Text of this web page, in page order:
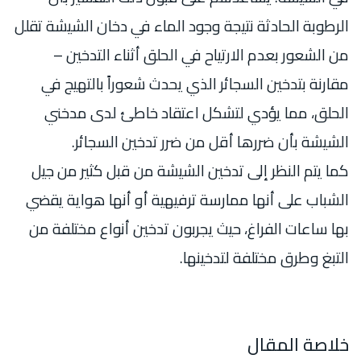
الرطوبة الحادثة نتيجة وجود الماء في دخان الشيشة تقلل
من الشعور بعدم الارتياح في الحلق أثناء التدخين –
مقارنة بتدخين السجائر الذي يحدث شعوراً بالتهيج في
الحلق، مما يؤدي لتشكل اعتقاد خاطئ لدى مدخني
الشيشة بأن ضررها أقل من ضرر تدخين السجائر.
كما يتم النظر إلى تدخين الشيشة من قبل كثير من جيل
الشباب على أنها ممارسة ترفيهية أو أنها هواية يقضي
بها ساعات الفراغ، حيث يجربون تدخين أنواع مختلفة من
التبغ وطرق مختلفة لتدخينها.
خلاصة المقال